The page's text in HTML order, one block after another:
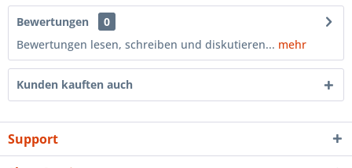
Bewertungen
0
Bewertungen lesen, schreiben und diskutieren... mehr
Kunden kauften auch
Support